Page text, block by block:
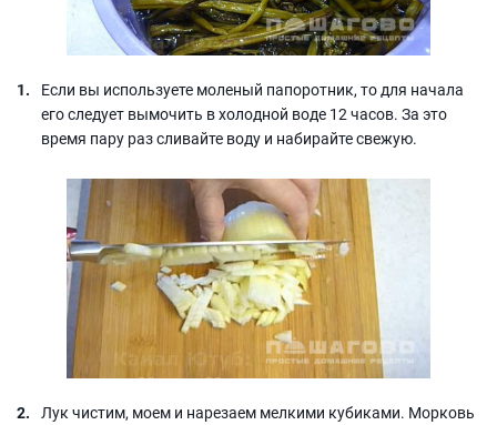
Если вы используете моленый папоротник, то для начала
его следует вымочить в холодной воде 12 часов. За это
время пару раз сливайте воду и набирайте свежую.
Лук чистим, моем и нарезаем мелкими кубиками. Морковь